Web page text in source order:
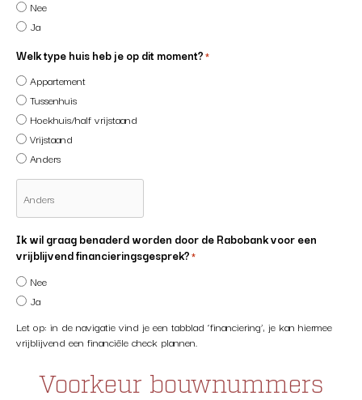
Nee
Ja
Welk type huis heb je op dit moment?*
Appartement
Tussenhuis
Hoekhuis/half vrijstaand
Vrijstaand
Anders
Ik wil graag benaderd worden door de Rabobank voor een
vrijblijvend financieringsgesprek?*
Nee
Ja
Let op: in de navigatie vind je een tabblad ‘financiering’, je kan hiermee
vrijblijvend een financiële check plannen.
Voorkeur bouwnummers